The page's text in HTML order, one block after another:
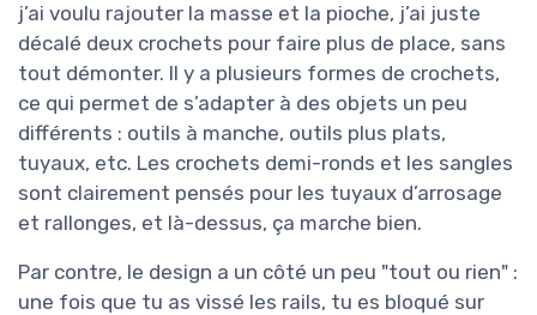
j’ai voulu rajouter la masse et la pioche, j’ai juste
décalé deux crochets pour faire plus de place, sans
tout démonter. Il y a plusieurs formes de crochets,
ce qui permet de s’adapter à des objets un peu
différents : outils à manche, outils plus plats,
tuyaux, etc. Les crochets demi-ronds et les sangles
sont clairement pensés pour les tuyaux d’arrosage
et rallonges, et là-dessus, ça marche bien.
Par contre, le design a un côté un peu "tout ou rien" :
une fois que tu as vissé les rails, tu es bloqué sur